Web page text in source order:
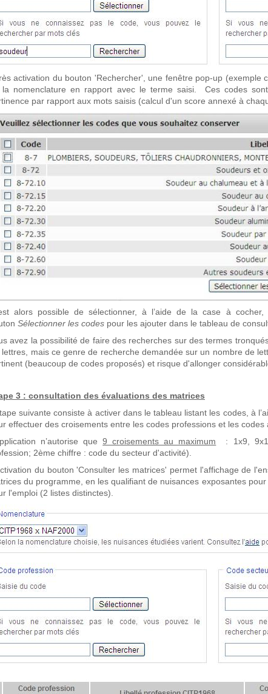
activation du bouton 'Rechercher', une fenêtre pop-up (exemple
la nomenclature en rapport avec le terme saisi. Ces codes
par rapport aux mots saisis (calcul d'un score annexé à
alors possible de sélectionner, à l’aide de la case à
Sélectionner les codes pour les ajouter dans le tableau de
avez la possibilité de faire des recherches sur des termes
lettres, mais ce genre de recherche demandée sur un nombre de
(beaucoup de codes proposés) et risque d'allonger
3 : consultation des évaluations des matrices
suivante consiste à activer dans le tableau listant les codes, à
effectuer des croisements entre les codes professions et les codes
n’autorise que9 croisements au maximum : 1x9,
2ème chiffre : code du secteur d'activité).
du bouton 'Consulter les matrices' permet l'affichage de
du programme, en les qualifiant de nuisances exposantes
l'emploi (2 listes distinctes).